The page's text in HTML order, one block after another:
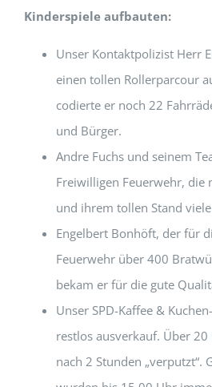
Kinderspiele aufbauten:
Unser Kontaktpolizist Herr
einen tollen Rollerparcour
codierte er noch 22
und Bürger.
Andre Fuchs und seinem
Freiwilligen Feuerwehr, die
und ihrem tollen Stand
Engelbert Bonhöft, der für
Feuerwehr über 400
bekam er für die gute
Unser SPD-Kaffee &
restlos ausverkauf. Über
nach 2 Stunden „verputzt“.